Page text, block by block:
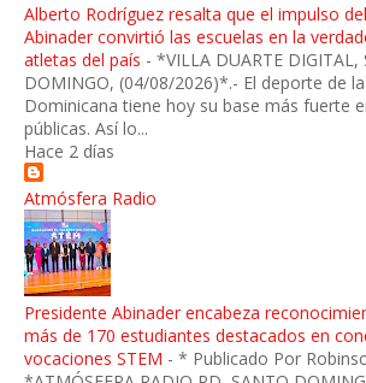
Alberto Rodríguez resalta que el impulso
Abinader convirtió las escuelas en la
atletas del país - *VILLA DUARTE DIGITAL,
DOMINGO, (04/08/2026)*.- El deporte de
Dominicana tiene hoy su base más fuerte
públicas. Así lo...
Hace 2 días
Atmósfera Radio
Presidente Abinader encabeza
más de 170 estudiantes destacados en
vocaciones STEM - * Publicado Por